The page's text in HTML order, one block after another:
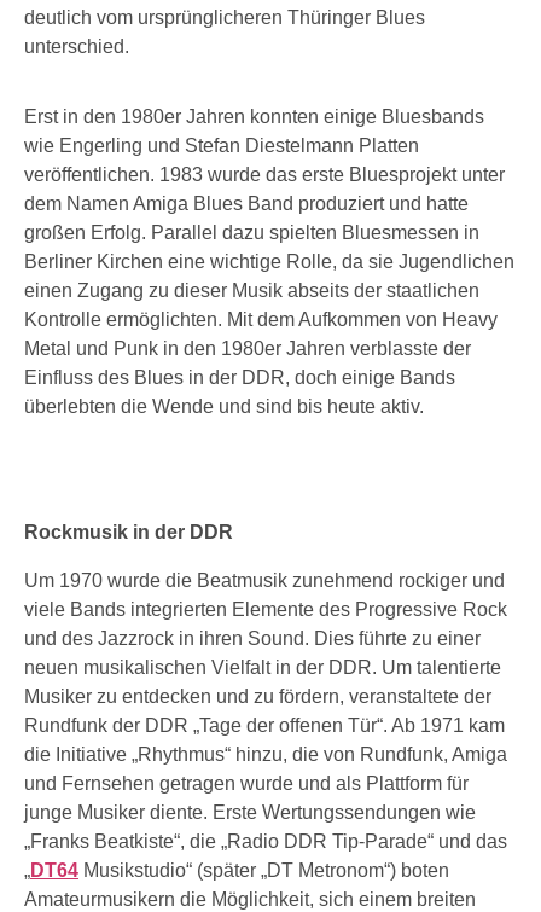
deutlich vom ursprünglicheren Thüringer Blues
unterschied.
Erst in den 1980er Jahren konnten einige Bluesbands
wie Engerling und Stefan Diestelmann Platten
veröffentlichen. 1983 wurde das erste Bluesprojekt unter
dem Namen Amiga Blues Band produziert und hatte
großen Erfolg. Parallel dazu spielten Bluesmessen in
Berliner Kirchen eine wichtige Rolle, da sie Jugendlichen
einen Zugang zu dieser Musik abseits der staatlichen
Kontrolle ermöglichten. Mit dem Aufkommen von Heavy
Metal und Punk in den 1980er Jahren verblasste der
Einfluss des Blues in der DDR, doch einige Bands
überlebten die Wende und sind bis heute aktiv.
Rockmusik in der DDR
Um 1970 wurde die Beatmusik zunehmend rockiger und
viele Bands integrierten Elemente des Progressive Rock
und des Jazzrock in ihren Sound. Dies führte zu einer
neuen musikalischen Vielfalt in der DDR. Um talentierte
Musiker zu entdecken und zu fördern, veranstaltete der
Rundfunk der DDR „Tage der offenen Tür“. Ab 1971 kam
die Initiative „Rhythmus“ hinzu, die von Rundfunk, Amiga
und Fernsehen getragen wurde und als Plattform für
junge Musiker diente. Erste Wertungssendungen wie
„Franks Beatkiste“, die „Radio DDR Tip-Parade“ und das
„DT64 Musikstudio“ (später „DT Metronom“) boten
Amateurmusikern die Möglichkeit, sich einem breiten